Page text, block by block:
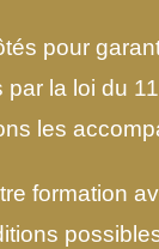
pour
la loi du
les
formation